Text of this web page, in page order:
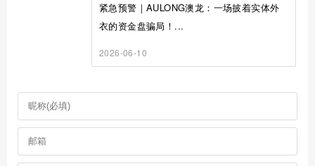
紧急预警｜AULONG澳龙：一场披着实体外
衣的资金盘骗局！...
2026-06-10